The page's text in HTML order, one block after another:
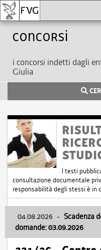
Concorsi
i concorsi indetti dagli
Giulia
I testi
consultazione documentale
responsabilità degli stessi è in
04.08.2026 - Scadenza
domande: 03.09.2026